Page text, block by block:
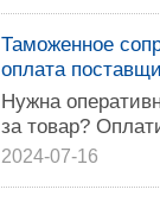
Таможенное
оплата
Нужна
за товар?
2024-07-16